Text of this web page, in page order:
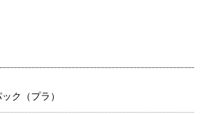
ク（プラ）